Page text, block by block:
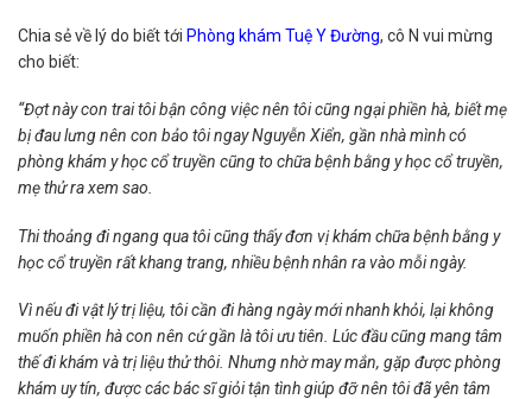
Chia sẻ về lý do biết tới Phòng khám Tuệ Y Đường, cô N vui mừng
cho biết:
“Đợt này con trai tôi bận công việc nên tôi cũng ngại phiền hà, biết mẹ
bị đau lưng nên con bảo tôi ngay Nguyễn Xiển, gần nhà mình có
phòng khám y học cổ truyền cũng to chữa bệnh bằng y học cổ truyền,
mẹ thử ra xem sao.
Thi thoảng đi ngang qua tôi cũng thấy đơn vị khám chữa bệnh bằng y
học cổ truyền rất khang trang, nhiều bệnh nhân ra vào mỗi ngày.
Vì nếu đi vật lý trị liệu, tôi cần đi hàng ngày mới nhanh khỏi, lại không
muốn phiền hà con nên cứ gần là tôi ưu tiên. Lúc đầu cũng mang tâm
thế đi khám và trị liệu thử thôi. Nhưng nhờ may mắn, gặp được phòng
khám uy tín, được các bác sĩ giỏi tận tình giúp đỡ nên tôi đã yên tâm